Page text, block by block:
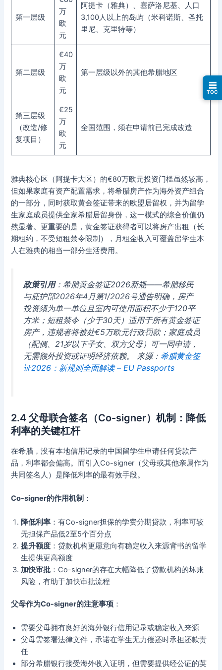
第一层级
万
欧
元
阿提卡（雅典）、塞萨洛尼基、人口
3,100人以上的岛屿（米科诺斯、圣托
里尼、克里特等）
第二层级
€40
万
欧
元
第一层级以外的其他希腊地区
第三层级
（改造/修
复项目）
€25
万
欧
元
全国范围，须在申请前已完成改造
雅典核心区（阿提卡大区）的€80万欧元投资门槛虽然较高，
但如果家庭有资产配置需求，将希腊房产作为海外资产组合
的一部分，同时获取黄金签证带来的欧盟居留权，并为留学
生家庭成员提供全家希腊居留身份，这一模式的综合价值仍
然显著。更重要的是，黄金签证获得者可以将房产出租（长
期租约，不受短租禁令限制），月租金收入可覆盖留学生本
人在雅典的相当一部分生活费用。
政策引用：希腊黄金签证2026新规——希腊移民
与庇护部2026年4月第1/2026号通告明确，房产
投资须为单一单位且室内可使用面积不少于120平
方米；短租禁令（少于30天）适用于所有黄金签证
房产，违规者将被处€5万欧元行政罚款；家庭成员
（配偶、21岁以下子女、双方父母）可一同申请，
无需额外投资或证明经济依赖。 来源： 希腊黄金签
证2026：新规则全面解读 – EU Passports
2.4 父母联合签名（Co-signer）机制：降低
利率的关键杠杆
在希腊，没有本地信用记录的中国留学生申请任何贷款产
品，利率都会偏高。而引入Co-signer（父母或其他亲属作为
共同签名人）是降低利率的最有效手段。
Co-signer的作用机制 ：
降低利率 ：有Co-signer担保的学费分期贷款，利率可较
无担保产品低2至5个百分点
提升额度 ：贷款机构更愿意向有稳定收入来源背书的留学
生提供更高额度
加快审批 ：Co-signer的存在大幅降低了贷款机构的坏账
风险，有助于加快审批流程
父母作为Co-signer的注意事项 ：
需要父母拥有良好的海外银行信用记录或稳定收入来源
父母需签署法律文件，承诺在学生无力偿还时承担还款责
任
部分希腊银行接受海外收入证明，但需要提供经公证的英
☰
TOC